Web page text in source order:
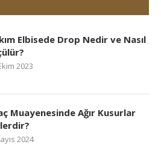
Elbisede Drop Nedir ve Nasıl
2023
Muayenesinde Ağır Kusurlar
2024